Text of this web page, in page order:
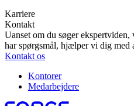
Karriere
Kontakt
Uanset om du søger
har spørgsmål, hjælper vi dig med
Kontakt os
Kontorer
Medarbejdere